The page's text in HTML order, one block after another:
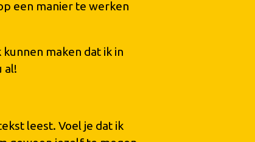
een manier te werken
maken dat ik in
al!
leest. Voel je dat ik